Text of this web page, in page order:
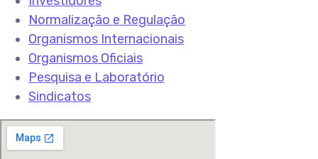
Normalização e Regulação
Organismos Internacionais
Organismos Oficiais
Pesquisa e Laboratório
Sindicatos